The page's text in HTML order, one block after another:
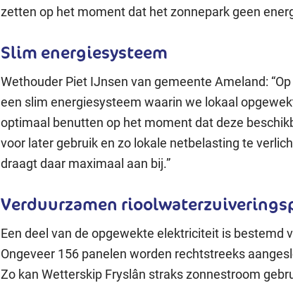
zetten op het moment dat het zonnepark geen
Slim energiesysteem
Wethouder Piet IJnsen van gemeente Ameland:
een slim energiesysteem waarin we lokaal
optimaal benutten op het moment dat deze
voor later gebruik en zo lokale netbelasting te
draagt daar maximaal aan bij.”
Verduurzamen
Een deel van de opgewekte elektriciteit is bestemd
Ongeveer 156 panelen worden rechtstreeks
Zo kan Wetterskip Fryslân straks zonnestroom